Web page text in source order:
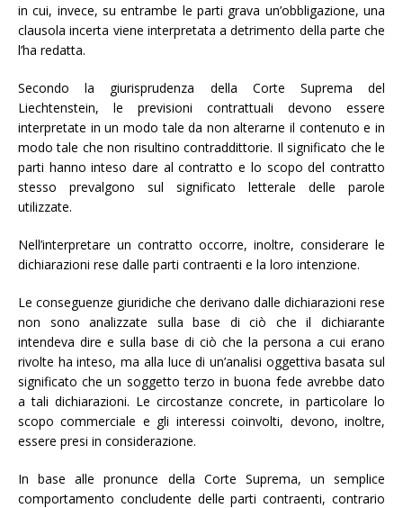
in cui, invece, su entrambe le parti grava un’obbligazione, una
clausola incerta viene interpretata a detrimento della parte che
l’ha redatta.
Secondo la giurisprudenza della Corte Suprema del
Liechtenstein, le previsioni contrattuali devono essere
interpretate in un modo tale da non alterarne il contenuto e in
modo tale che non risultino contraddittorie. Il significato che le
parti hanno inteso dare al contratto e lo scopo del contratto
stesso prevalgono sul significato letterale delle parole
utilizzate.
Nell’interpretare un contratto occorre, inoltre, considerare le
dichiarazioni rese dalle parti contraenti e la loro intenzione.
Le conseguenze giuridiche che derivano dalle dichiarazioni rese
non sono analizzate sulla base di ciò che il dichiarante
intendeva dire e sulla base di ciò che la persona a cui erano
rivolte ha inteso, ma alla luce di un’analisi oggettiva basata sul
significato che un soggetto terzo in buona fede avrebbe dato
a tali dichiarazioni. Le circostanze concrete, in particolare lo
scopo commerciale e gli interessi coinvolti, devono, inoltre,
essere presi in considerazione.
In base alle pronunce della Corte Suprema, un semplice
comportamento concludente delle parti contraenti, contrario